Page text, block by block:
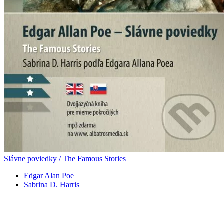
Slávne poviedky / The Famous Stories
Edgar Alan Poe
Sabrina D. Harris